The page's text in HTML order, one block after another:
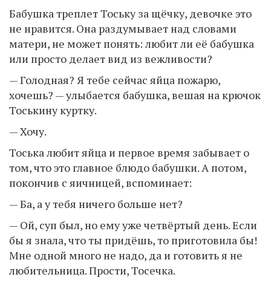
Бабушка треплет Тоську за щёчку, девочке это
не нравится. Она раздумывает над словами
матери, не может понять: любит ли её бабушка
или просто делает вид из вежливости?
— Голодная? Я тебе сейчас яйца пожарю,
хочешь? — улыбается бабушка, вешая на крючок
Тоськину куртку.
— Хочу.
Тоська любит яйца и первое время забывает о
том, что это главное блюдо бабушки. А потом,
покончив с яичницей, вспоминает:
— Ба, а у тебя ничего больше нет?
— Ой, суп был, но ему уже четвёртый день. Если
бы я знала, что ты придёшь, то приготовила бы!
Мне одной много не надо, да и готовить я не
любительница. Прости, Тосечка.